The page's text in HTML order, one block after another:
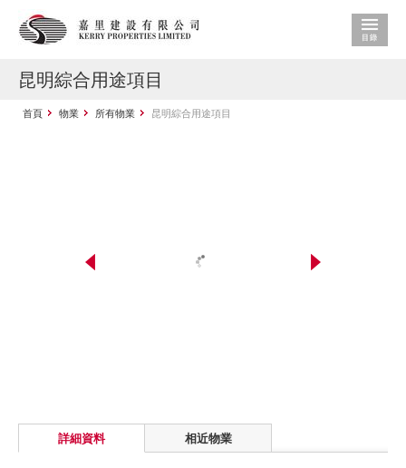
昆明綜合用途項目
首頁 物業 所有物業 昆明綜合用途項目
詳細資料 相近物業